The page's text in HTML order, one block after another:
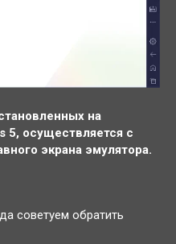
на
5, осуществляется с
экрана эмулятора.
советуем обратить